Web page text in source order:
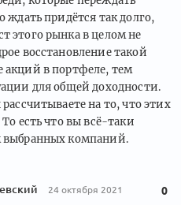
ждать придётся так долго,
этого рынка в целом не
восстановление такой
в портфеле, тем
для общей доходности.
на то, что этих
есть что вы всё-таки
выбранных компаний.
24 октября 2021 0